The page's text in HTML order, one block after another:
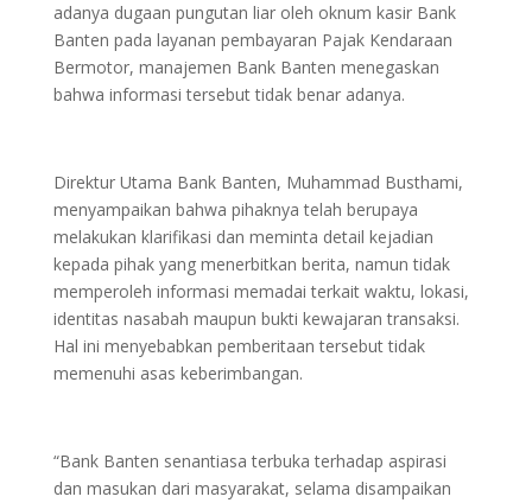
adanya dugaan pungutan liar oleh oknum kasir Bank
Banten pada layanan pembayaran Pajak Kendaraan
Bermotor, manajemen Bank Banten menegaskan
bahwa informasi tersebut tidak benar adanya.
Direktur Utama Bank Banten, Muhammad Busthami,
menyampaikan bahwa pihaknya telah berupaya
melakukan klarifikasi dan meminta detail kejadian
kepada pihak yang menerbitkan berita, namun tidak
memperoleh informasi memadai terkait waktu, lokasi,
identitas nasabah maupun bukti kewajaran transaksi.
Hal ini menyebabkan pemberitaan tersebut tidak
memenuhi asas keberimbangan.
“Bank Banten senantiasa terbuka terhadap aspirasi
dan masukan dari masyarakat, selama disampaikan